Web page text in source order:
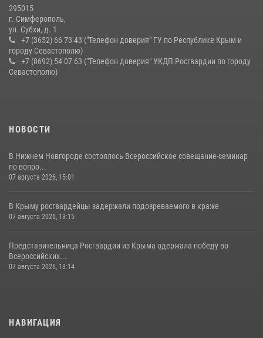
10 июля 2026, 15:10
295015
г. Симферополь,
ул. Субхи, д. 1
+7 (3652) 66 73 43 ("Телефон доверия" ГУ по Республике Крым и
городу Севастополю)
+7 (8692) 54 07 63 ("Телефон доверия" УКДП Росгвардии по городу
Севастополю)
НОВОСТИ
В Нижнем Новгороде состоялось Всероссийское совещание-семинар
по вопро...
07 августа 2026, 15:01
В Крыму росгвардейцы задержали подозреваемого в краже
07 августа 2026, 13:15
Представительница Росгвардии из Крыма одержала победу во
Всероссийских...
07 августа 2026, 13:14
НАВИГАЦИЯ